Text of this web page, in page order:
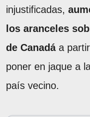
injustificadas,
los aranceles
de Canadáa
poner en jaque a
país vecino.